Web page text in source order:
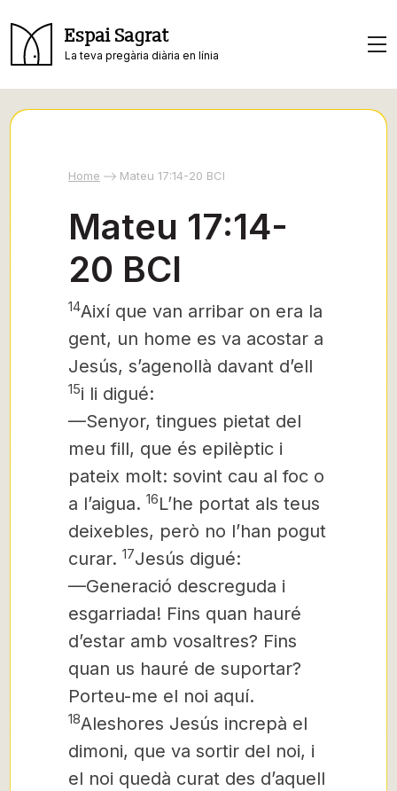
Espai Sagrat
La teva pregària diària en línia
Home Mateu 17:14-20 BCI
Mateu 17:14-
20 BCI
14Així que van arribar on era la
gent, un home es va acostar a
Jesús, s’agenollà davant d’ell
15i li digué:
—Senyor, tingues pietat del
meu fill, que és epilèptic i
pateix molt: sovint cau al foc o
a l’aigua. 16L’he portat als teus
deixebles, però no l’han pogut
curar. 17Jesús digué:
—Generació descreguda i
esgarriada! Fins quan hauré
d’estar amb vosaltres? Fins
quan us hauré de suportar?
Porteu-me el noi aquí.
18Aleshores Jesús increpà el
dimoni, que va sortir del noi, i
el noi quedà curat des d’aquell